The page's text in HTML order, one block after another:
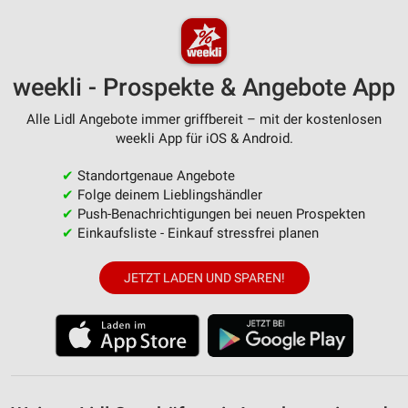
weekli - Prospekte & Angebote App
Alle Lidl Angebote immer griffbereit – mit der kostenlosen
weekli App für iOS & Android.
✔ Standortgenaue Angebote
✔ Folge deinem Lieblingshändler
✔ Push-Benachrichtigungen bei neuen Prospekten
✔ Einkaufsliste - Einkauf stressfrei planen
JETZT LADEN UND SPAREN!
Erstellung von Profilen zur Personalisierung
personalisierter Inhalte
Messung der Werbeleistung
Analyse von Zielgruppen durch Statistiken oder
Kombinationen von Daten aus verschiedenen
Quellen
Entwicklung und Verbesserung der Angebote
Inhalten
IAB-Besonderheiten: